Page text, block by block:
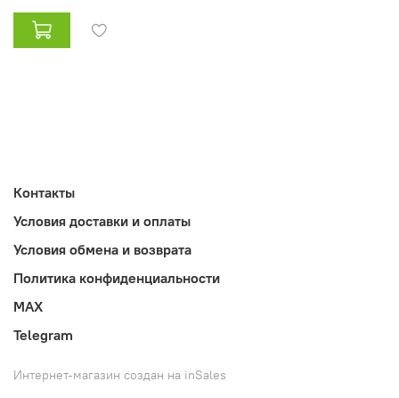
Контакты
Условия доставки и оплаты
Условия обмена и возврата
Политика конфиденциальности
MAX
Telegram
Интернет-магазин создан на inSales